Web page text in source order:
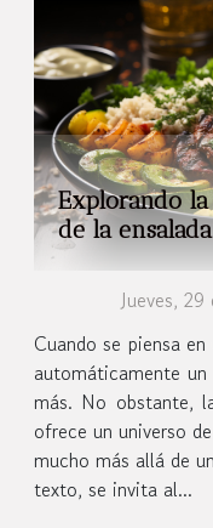
Explorando la
de la ensalada
Jueves,
Cuando se piensa
automáticamente
más. No obstante,
ofrece un universo
mucho más allá de
texto, se invita al...